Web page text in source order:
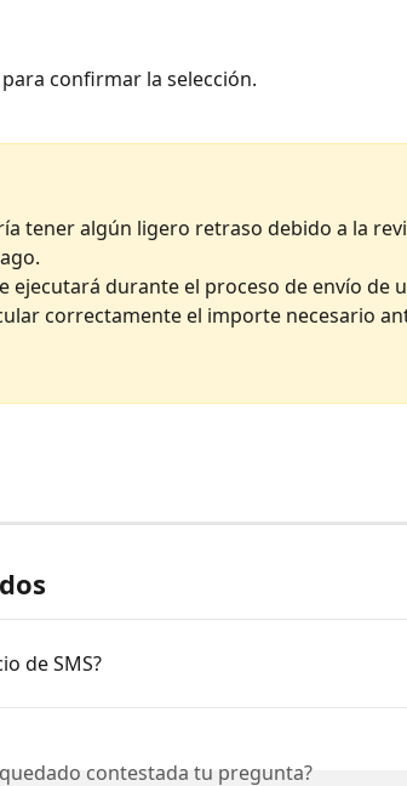
para confirmar la selección.
tener algún ligero retraso debido a la
ejecutará durante el proceso de envío de
correctamente el importe necesario
de SMS?
contestada tu pregunta?